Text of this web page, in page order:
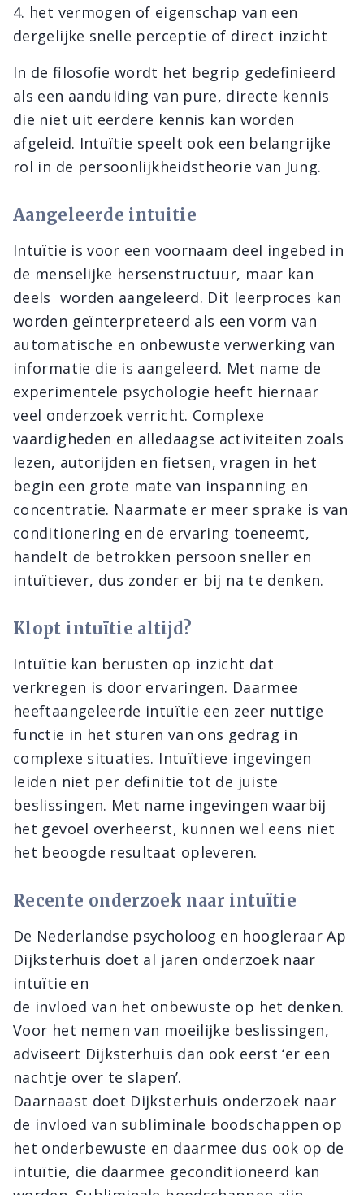
4. het vermogen of eigenschap van een
dergelijke snelle perceptie of direct inzicht
In de filosofie wordt het begrip gedefinieerd
als een aanduiding van pure, directe kennis
die niet uit eerdere kennis kan worden
afgeleid. Intuïtie speelt ook een belangrijke
rol in de persoonlijkheidstheorie van Jung.
Aangeleerde intuitie
Intuïtie is voor een voornaam deel ingebed in
de menselijke hersenstructuur, maar kan
deels worden aangeleerd. Dit leerproces kan
worden geïnterpreteerd als een vorm van
automatische en onbewuste verwerking van
informatie die is aangeleerd. Met name de
experimentele psychologie heeft hiernaar
veel onderzoek verricht. Complexe
vaardigheden en alledaagse activiteiten zoals
lezen, autorijden en fietsen, vragen in het
begin een grote mate van inspanning en
concentratie. Naarmate er meer sprake is van
conditionering en de ervaring toeneemt,
handelt de betrokken persoon sneller en
intuïtiever, dus zonder er bij na te denken.
Klopt intuïtie altijd?
Intuïtie kan berusten op inzicht dat
verkregen is door ervaringen. Daarmee
heeftaangeleerde intuïtie een zeer nuttige
functie in het sturen van ons gedrag in
complexe situaties. Intuïtieve ingevingen
leiden niet per definitie tot de juiste
beslissingen. Met name ingevingen waarbij
het gevoel overheerst, kunnen wel eens niet
het beoogde resultaat opleveren.
Recente onderzoek naar intuïtie
De Nederlandse psycholoog en hoogleraar Ap
Dijksterhuis doet al jaren onderzoek naar
intuïtie en
de invloed van het onbewuste op het denken.
Voor het nemen van moeilijke beslissingen,
adviseert Dijksterhuis dan ook eerst ‘er een
nachtje over te slapen’.
Daarnaast doet Dijksterhuis onderzoek naar
de invloed van subliminale boodschappen op
het onderbewuste en daarmee dus ook op de
intuïtie, die daarmee geconditioneerd kan